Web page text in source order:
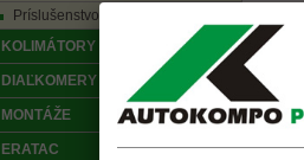
Príslušenstvo
KOLIMÁTORY
DIAĽKOMERY
MONTÁŽE
ERATAC